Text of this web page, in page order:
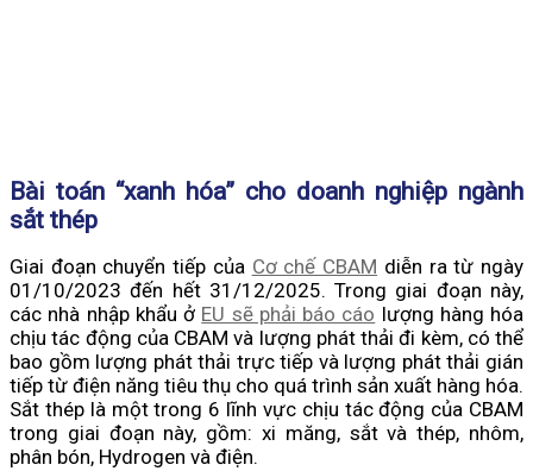
Bài toán “xanh hóa” cho doanh nghiệp ngành
sắt thép
Giai đoạn chuyển tiếp của Cơ chế CBAM diễn ra từ ngày
01/10/2023 đến hết 31/12/2025. Trong giai đoạn này,
các nhà nhập khẩu ở EU sẽ phải báo cáo lượng hàng hóa
chịu tác động của CBAM và lượng phát thải đi kèm, có thể
bao gồm lượng phát thải trực tiếp và lượng phát thải gián
tiếp từ điện năng tiêu thụ cho quá trình sản xuất hàng hóa.
Sắt thép là một trong 6 lĩnh vực chịu tác động của CBAM
trong giai đoạn này, gồm: xi măng, sắt và thép, nhôm,
phân bón, Hydrogen và điện.